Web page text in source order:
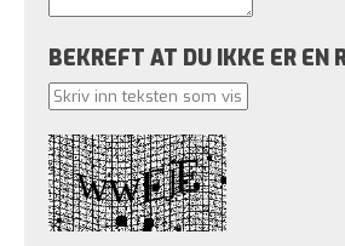
BEKREFT AT DU IKKE ER EN